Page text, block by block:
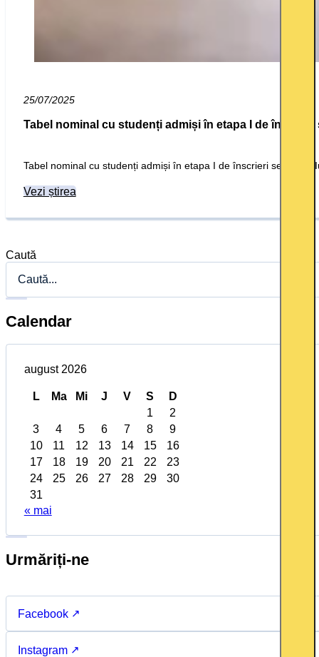
Tabel nominal cu studenți admiși în etapa I de
Tabel nominal cu studenți admiși în etapa I de înscrieri sesiunea
25/07/2025
Vezi știrea
Caută
Calendar
august 2026
L Ma Mi J V S
D
1
2
3
4 5 6 7 8
9
10
11 12 13 14 15
16
17
18 19 20 21 22
23
24
25 26 27 28 29
30
31
« mai
Urmăriți-ne
Facebook
Instagram